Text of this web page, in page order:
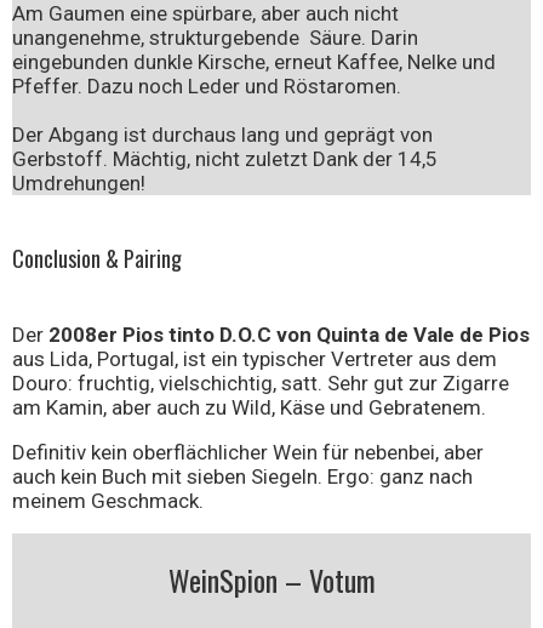
Am Gaumen eine spürbare, aber auch nicht
unangenehme, strukturgebende Säure. Darin
eingebunden dunkle Kirsche, erneut Kaffee, Nelke und
Pfeffer. Dazu noch Leder und Röstaromen.
Der Abgang ist durchaus lang und geprägt von
Gerbstoff. Mächtig, nicht zuletzt Dank der 14,5
Umdrehungen!
Conclusion & Pairing
Der 2008er Pios tinto D.O.C von Quinta de Vale de Pios
aus Lida, Portugal, ist ein typischer Vertreter aus dem
Douro: fruchtig, vielschichtig, satt. Sehr gut zur Zigarre
am Kamin, aber auch zu Wild, Käse und Gebratenem.
Definitiv kein oberflächlicher Wein für nebenbei, aber
auch kein Buch mit sieben Siegeln. Ergo: ganz nach
meinem Geschmack.
WeinSpion – Votum